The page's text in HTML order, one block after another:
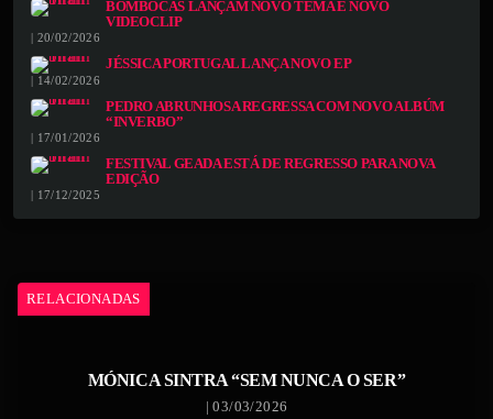
BOMBOCAS LANÇAM NOVO TEMA E NOVO
VIDEOCLIP
| 20/02/2026
JÉSSICA PORTUGAL LANÇA NOVO EP
| 14/02/2026
PEDRO ABRUNHOSA REGRESSA COM NOVO ALBÚM
“INVERBO”
| 17/01/2026
FESTIVAL GEADA ESTÁ DE REGRESSO PARA NOVA
EDIÇÃO
| 17/12/2025
RELACIONADAS
MÓNICA SINTRA “SEM NUNCA O SER”
| 03/03/2026